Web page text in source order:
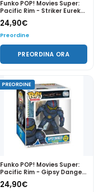
Funko POP! Movies Super:
Pacific Rim - Striker Eureka
2104
24,90€
Preordine
PREORDINA ORA
PREORDINE
Funko POP! Movies Super:
Pacific Rim - Gipsy Danger
(Glow in the Dark) 2103
24,90€